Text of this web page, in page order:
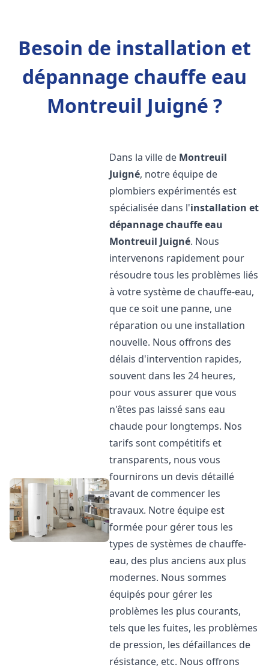
Besoin de installation et
dépannage chauffe eau
Montreuil Juigné ?
Dans la ville de Montreuil
Juigné, notre équipe de
plombiers expérimentés est
spécialisée dans l'installation et
dépannage chauffe eau
Montreuil Juigné. Nous
intervenons rapidement pour
résoudre tous les problèmes liés
à votre système de chauffe-eau,
que ce soit une panne, une
réparation ou une installation
nouvelle. Nous offrons des
délais d'intervention rapides,
souvent dans les 24 heures,
pour vous assurer que vous
n'êtes pas laissé sans eau
chaude pour longtemps. Nos
tarifs sont compétitifs et
transparents, nous vous
fournirons un devis détaillé
avant de commencer les
travaux. Notre équipe est
formée pour gérer tous les
types de systèmes de chauffe-
eau, des plus anciens aux plus
modernes. Nous sommes
équipés pour gérer les
problèmes les plus courants,
tels que les fuites, les problèmes
de pression, les défaillances de
résistance, etc. Nous offrons